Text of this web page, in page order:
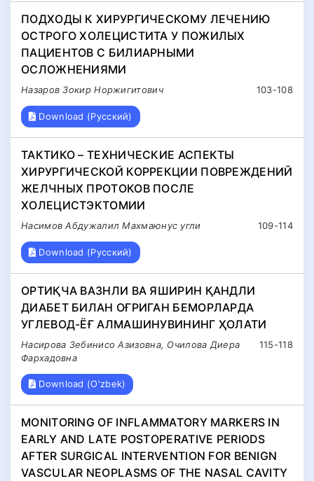
ПОДХОДЫ К ХИРУРГИЧЕСКОМУ ЛЕЧЕНИЮ
ОСТРОГО ХОЛЕЦИСТИТА У ПОЖИЛЫХ
ПАЦИЕНТОВ С БИЛИАРНЫМИ
ОСЛОЖНЕНИЯМИ
103-108
Назаров Зокир Норжигитович
Download (Русский)
ТАКТИКО – ТЕХНИЧЕСКИЕ АСПЕКТЫ
ХИРУРГИЧЕСКОЙ КОРРЕКЦИИ ПОВРЕЖДЕНИЙ
ЖЕЛЧНЫХ ПРОТОКОВ ПОСЛЕ
ХОЛЕЦИСТЭКТОМИИ
109-114
Насимов Абдужалил Махмаюнус угли
Download (Русский)
ОРТИҚЧА ВАЗНЛИ ВА ЯШИРИН ҚАНДЛИ
ДИАБЕТ БИЛАН ОҒРИГАН БЕМОРЛАРДА
УГЛЕВОД-ЁҒ АЛМАШИНУВИНИНГ ҲОЛАТИ
115-118
Насирова Зебинисо Азизовна, Очилова Диера
Фархадовна
Download (O'zbek)
MONITORING OF INFLAMMATORY MARKERS IN
EARLY AND LATE POSTOPERATIVE PERIODS
AFTER SURGICAL INTERVENTION FOR BENIGN
VASCULAR NEOPLASMS OF THE NASAL CAVITY